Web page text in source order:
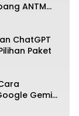
ANTM
ChatGPT
Paket
Gemini